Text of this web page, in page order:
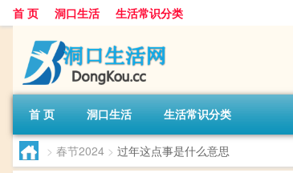
首 页 洞口生活 生活常识分类
首 页 洞口生活 生活常识分类
> 春节2024 > 过年这点事是什么意思